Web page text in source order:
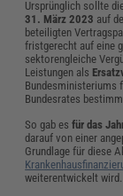
Ursprünglich sollte
31. März 2023 auf
beteiligten
fristgerecht auf eine
sektorengleiche
Leistungen als
Bundesministeriums
Bundesrates
So gab esfür das
darauf von einer
Grundlage für diese
weiterentwickelt wird.